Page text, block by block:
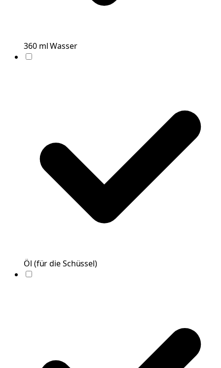
360 mlWasser
Öl (für die Schüssel)